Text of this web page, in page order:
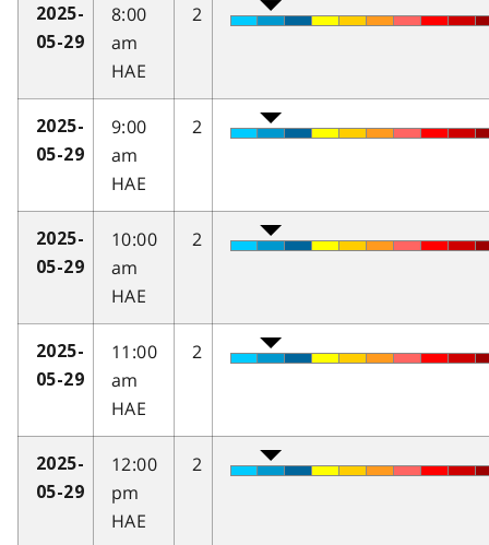
2025-
05-29
8:00
am
HAE
2
2025-
05-29
9:00
am
HAE
2
2025-
05-29
10:00
am
HAE
2
2025-
05-29
11:00
am
HAE
2
2025-
05-29
12:00
pm
HAE
2